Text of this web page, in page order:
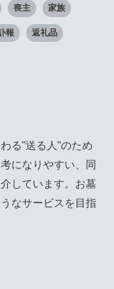
喪主 家族
報 返礼品
る"送る人"のため
になりやすい、同
しています。お墓
なサービスを目指